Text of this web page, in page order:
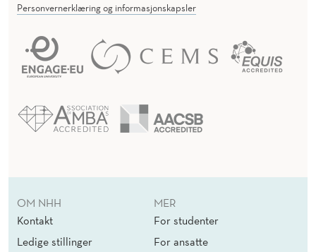
Personvernerklæring og informasjonskapsler
OM NHH
Kontakt
Ledige stillinger
MER
For studenter
For ansatte